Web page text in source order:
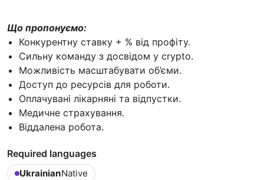
Що пропонуємо:
Конкурентну ставку + % від профіту.
Сильну команду з досвідом у crypto.
Можливість масштабувати об’єми.
Доступ до ресурсів для роботи.
Оплачувані лікарняні та відпустки.
Медичне страхування.
Віддалена робота.
Required languages
UkrainianNative